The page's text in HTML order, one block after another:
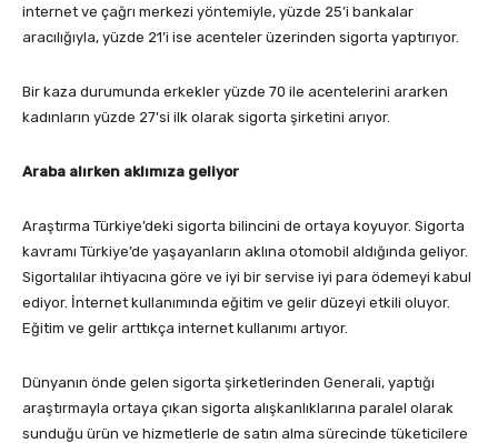
internet ve çağrı merkezi yöntemiyle, yüzde 25’i bankalar
aracılığıyla, yüzde 21’i ise acenteler üzerinden sigorta yaptırıyor.
Bir kaza durumunda erkekler yüzde 70 ile acentelerini ararken
kadınların yüzde 27’si ilk olarak sigorta şirketini arıyor.
Araba alırken aklımıza geliyor
Araştırma Türkiye’deki sigorta bilincini de ortaya koyuyor. Sigorta
kavramı Türkiye’de yaşayanların aklına otomobil aldığında geliyor.
Sigortalılar ihtiyacına göre ve iyi bir servise iyi para ödemeyi kabul
ediyor. İnternet kullanımında eğitim ve gelir düzeyi etkili oluyor.
Eğitim ve gelir arttıkça internet kullanımı artıyor.
Dünyanın önde gelen sigorta şirketlerinden Generali, yaptığı
araştırmayla ortaya çıkan sigorta alışkanlıklarına paralel olarak
sunduğu ürün ve hizmetlerle de satın alma sürecinde tüketicilere